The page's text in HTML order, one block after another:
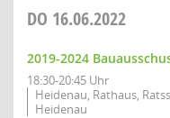
DO 16.06.2022
2019-2024
18:30-20:45 Uhr
Heidenau, Rathaus,
Heidenau